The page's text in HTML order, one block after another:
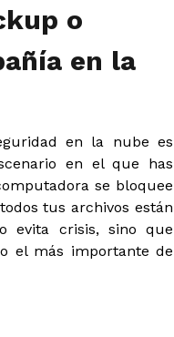
o
en la
en la nube es
en el que has
se bloquee
tus archivos están
evita crisis, sino que
el más importante de